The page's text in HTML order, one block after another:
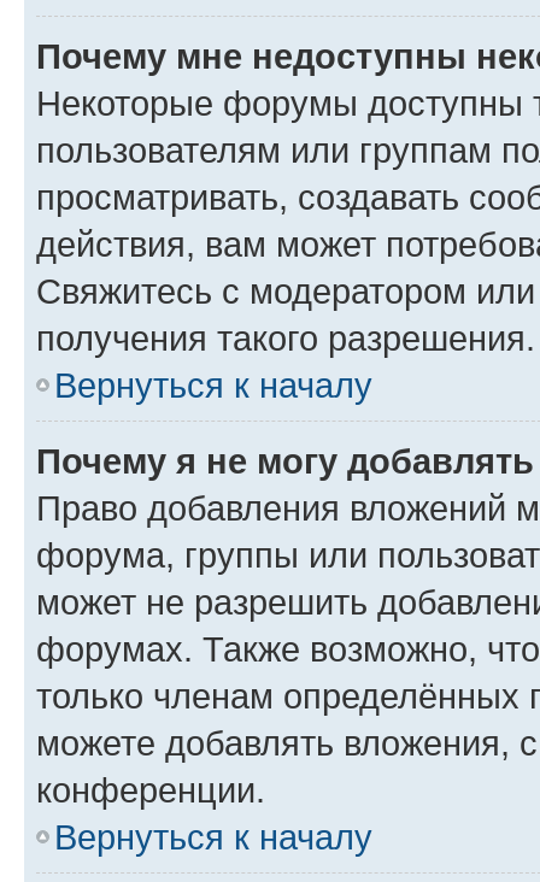
Почему мне недоступны
Некоторые форумы доступны
пользователям или группам
просматривать, создавать
действия, вам может
Свяжитесь с модератором
получения такого разрешения.
Вернуться к началу
Почему я не могу
Право добавления вложений
форума, группы или
может не разрешить
форумах. Также возможно,
только членам определённых
можете добавлять вложения,
конференции.
Вернуться к началу